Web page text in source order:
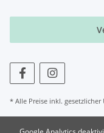
* Alle Preise inkl. gesetzlicher